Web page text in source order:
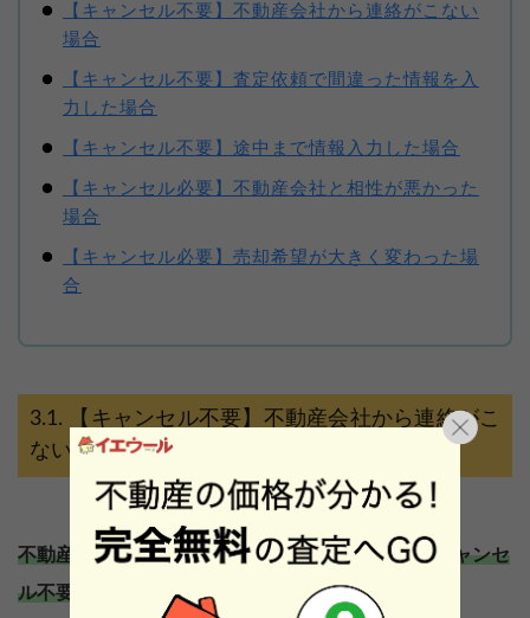
【キャンセル不要】不動産会社から連絡がこない
場合
【キャンセル不要】査定依頼で間違った情報を入
力した場合
【キャンセル不要】途中まで情報入力した場合
【キャンセル必要】不動産会社と相性が悪かった
場合
【キャンセル必要】売却希望が大きく変わった場
合
【キャンセル不要】不動産会社から連絡がこ
ない場合
不動産会社から連絡がこない場合も、基本的にはキャンセ
ル不要です。